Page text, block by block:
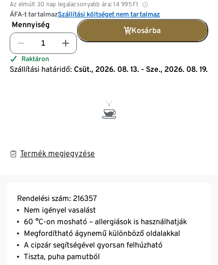
Az elmúlt 30 nap legalacsonyabb ára: 14 995 Ft
ÁFA-t tartalmazSzállítási költséget nem tartalmaz
Mennyiség
Kosárba
Raktáron
Szállítási határidő: Csüt., 2026. 08. 13. - Sze., 2026. 08. 19.
Termék megjegyzése
Rendelési szám: 216357
Nem igényel vasalást
60 °C-on mosható – allergiások is használhatják
Megfordítható ágynemű különböző oldalakkal
A cipzár segítségével gyorsan felhúzható
Tiszta, puha pamutból